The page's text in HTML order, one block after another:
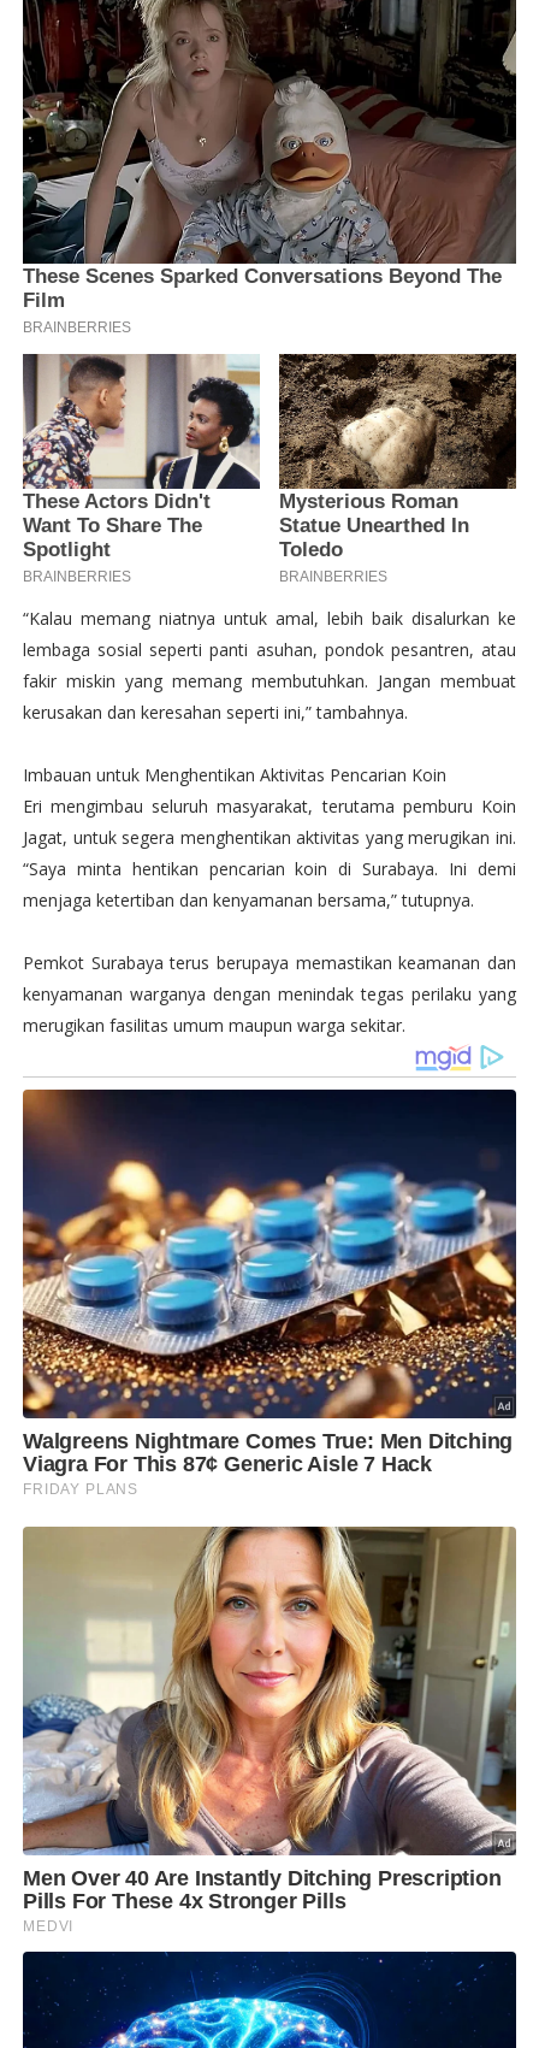
“Kalau memang niatnya untuk amal, lebih baik disalurkan ke
lembaga sosial seperti panti asuhan, pondok pesantren, atau
fakir miskin yang memang membutuhkan. Jangan membuat
kerusakan dan keresahan seperti ini,” tambahnya.
Imbauan untuk Menghentikan Aktivitas Pencarian Koin
Eri mengimbau seluruh masyarakat, terutama pemburu Koin
Jagat, untuk segera menghentikan aktivitas yang merugikan ini.
“Saya minta hentikan pencarian koin di Surabaya. Ini demi
menjaga ketertiban dan kenyamanan bersama,” tutupnya.
Pemkot Surabaya terus berupaya memastikan keamanan dan
kenyamanan warganya dengan menindak tegas perilaku yang
merugikan fasilitas umum maupun warga sekitar.